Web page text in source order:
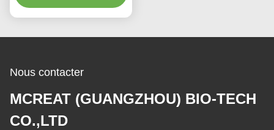
Nous contacter
MCREAT (GUANGZHOU) BIO-TECH
CO.,LTD